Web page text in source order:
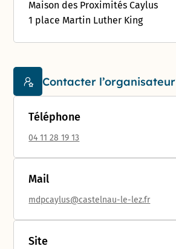
Maison des Proximités Caylus
1 place Martin Luther King
Contacter l’organisateur
Téléphone
04 11 28 19 13
Mail
mdpcaylus@castelnau-le-lez.fr
Site